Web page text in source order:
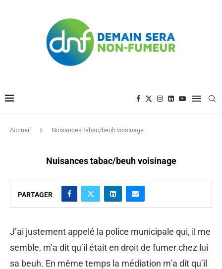
Accueil Nuisances tabac/beuh voisinage
Nuisances tabac/beuh voisinage
PARTAGER
J’ai justement appelé la police municipale qui, il me
semble, m’a dit qu’il était en droit de fumer chez lui
sa beuh. En même temps la médiation m’a dit qu’il